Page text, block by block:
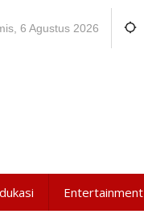
6 Agustus 2026
Entertainment